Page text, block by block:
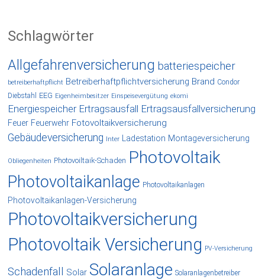
Schlagwörter
Allgefahrenversicherung batteriespeicher
betreiberhaftpflicht Betreiberhaftpflichtversicherung Brand Condor
Diebstahl
EEG Eigenheimbesitzer Einspeisevergütung ekomi
Energiespeicher Ertragsausfall Ertragsausfallversicherung
Feuer Feuerwehr Fotovoltaikversicherung
Gebäudeversicherung Inter Ladestation Montageversicherung
Obliegenheiten Photovoiltaik-Schaden Photovoltaik
Photovoltaikanlage Photovoltaikanlagen
Photovoltaikanlagen-Versicherung
Photovoltaikversicherung
Photovoltaik Versicherung PV-Versicherung
Schadenfall Solar Solaranlage Solaranlagenbetreiber